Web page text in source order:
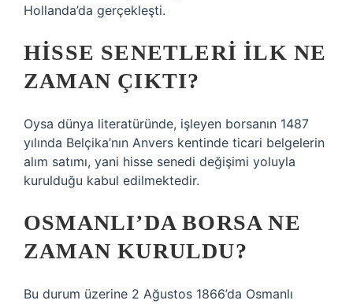
Hollanda’da gerçekleşti.
HISSE SENETLERI ILK NE
ZAMAN ÇIKTI?
Oysa dünya literatüründe, işleyen borsanın 1487
yılında Belçika’nın Anvers kentinde ticari belgelerin
alım satımı, yani hisse senedi değişimi yoluyla
kurulduğu kabul edilmektedir.
OSMANLI’DA BORSA NE
ZAMAN KURULDU?
Bu durum üzerine 2 Ağustos 1866’da Osmanlı